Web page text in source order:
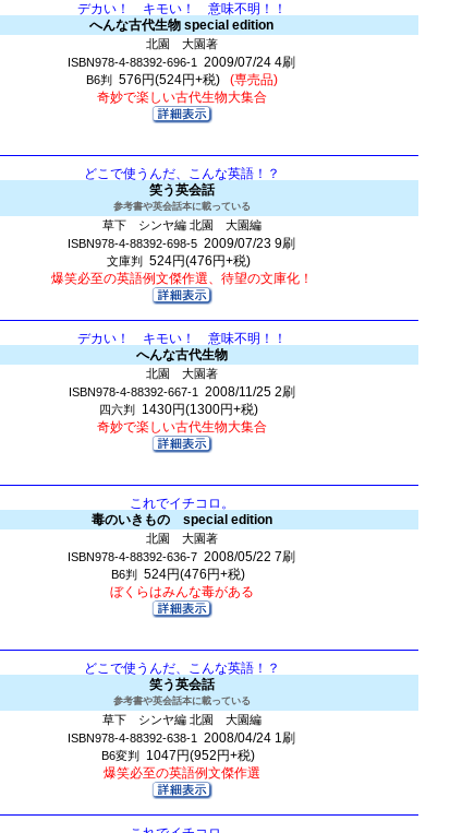
デカい！ キモい！ 意味不明！！
へんな古代生物 special edition
北園 大園著
ISBN978-4-88392-696-1 2009/07/24 4刷
B6判 576円(524円+税) (専売品)
奇妙で楽しい古代生物大集合
どこで使うんだ、こんな英語！？
笑う英会話
参考書や英会話本に載っている
草下 シンヤ編 北園 大園編
ISBN978-4-88392-698-5 2009/07/23 9刷
文庫判 524円(476円+税)
爆笑必至の英語例文傑作選、待望の文庫化！
デカい！ キモい！ 意味不明！！
へんな古代生物
北園 大園著
ISBN978-4-88392-667-1 2008/11/25 2刷
四六判
1430円(1300円+税)
奇妙で楽しい古代生物大集合
これでイチコロ。
毒のいきもの special edition
北園 大園著
ISBN978-4-88392-636-7 2008/05/22 7刷
B6判 524円(476円+税)
ぼくらはみんな毒がある
どこで使うんだ、こんな英語！？
笑う英会話
参考書や英会話本に載っている
草下 シンヤ編 北園 大園編
ISBN978-4-88392-638-1 2008/04/24 1刷
B6変判
1047円(952円+税)
爆笑必至の英語例文傑作選